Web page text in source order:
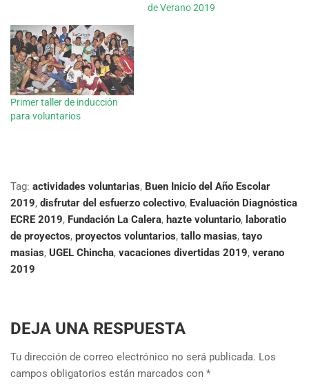
de Verano 2019
Primer taller de inducción
para voluntarios
Tag: actividades voluntarias, Buen Inicio del Año Escolar
2019, disfrutar del esfuerzo colectivo, Evaluación Diagnóstica
ECRE 2019, Fundación La Calera, hazte voluntario, laboratio
de proyectos, proyectos voluntarios, tallo masias, tayo
masias, UGEL Chincha, vacaciones divertidas 2019, verano
2019
DEJA UNA RESPUESTA
Tu dirección de correo electrónico no será publicada. Los
campos obligatorios están marcados con *